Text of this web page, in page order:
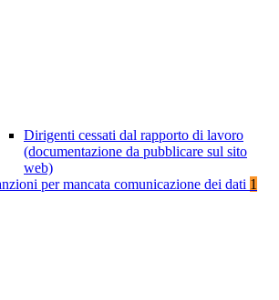
Dirigenti cessati dal rapporto di lavoro
(documentazione da pubblicare sul sito
web)
per mancata comunicazione dei dati 1